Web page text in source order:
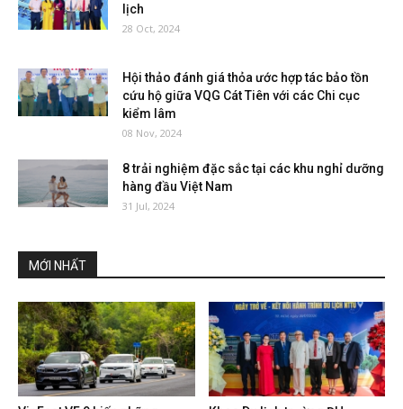
lịch
28 Oct, 2024
Hội thảo đánh giá thỏa ước hợp tác bảo tồn
cứu hộ giữa VQG Cát Tiên với các Chi cục
kiểm lâm
08 Nov, 2024
8 trải nghiệm đặc sắc tại các khu nghỉ dưỡng
hàng đầu Việt Nam
31 Jul, 2024
MỚI NHẤT